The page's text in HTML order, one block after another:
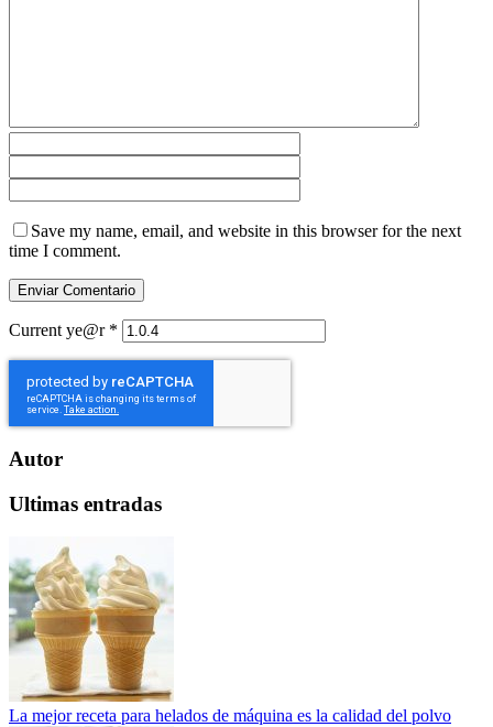
Save my name, email, and website in this browser for the next
time I comment.
Current ye@r *
Autor
Ultimas entradas
La mejor receta para helados de máquina es la calidad del polvo